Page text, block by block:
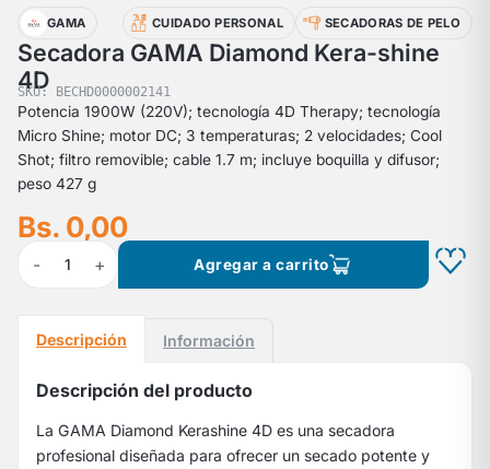
GAMA CUIDADO PERSONAL SECADORAS DE PELO
Secadora GAMA Diamond Kera-shine
4D
SKU: BECHD0000002141
Potencia 1900W (220V); tecnología 4D Therapy; tecnología
Micro Shine; motor DC; 3 temperaturas; 2 velocidades; Cool
Shot; filtro removible; cable 1.7 m; incluye boquilla y difusor;
peso 427 g
Bs. 0,00
- 1 + Agregar a carrito
Descripción Información
Descripción del producto
La GAMA Diamond Kerashine 4D es una secadora
profesional diseñada para ofrecer un secado potente y